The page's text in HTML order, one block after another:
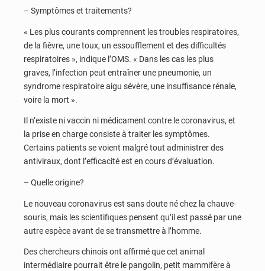
– Symptômes et traitements?
« Les plus courants comprennent les troubles respiratoires,
de la fièvre, une toux, un essoufflement et des difficultés
respiratoires », indique l’OMS. « Dans les cas les plus
graves, l’infection peut entraîner une pneumonie, un
syndrome respiratoire aigu sévère, une insuffisance rénale,
voire la mort ».
Il n’existe ni vaccin ni médicament contre le coronavirus, et
la prise en charge consiste à traiter les symptômes.
Certains patients se voient malgré tout administrer des
antiviraux, dont l’efficacité est en cours d’évaluation.
– Quelle origine?
Le nouveau coronavirus est sans doute né chez la chauve-
souris, mais les scientifiques pensent qu’il est passé par une
autre espèce avant de se transmettre à l’homme.
Des chercheurs chinois ont affirmé que cet animal
intermédiaire pourrait être le pangolin, petit mammifère à